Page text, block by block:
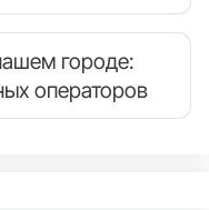
городе:
операторов